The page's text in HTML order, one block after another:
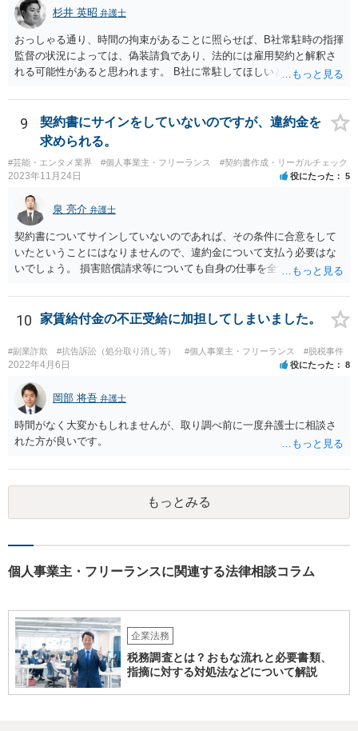
義務等の内容や期間が⽬的に照らして過⼤であるか，与える不利益の
程度，代償措置の有無やその⽔準，あらかじめ⼗分な協議が⾏われた
か等を考慮の上，個別具体的に判断される」という指摘もなされてい
るので、ご事案に応じ、挙げられている事情を具体的に検討して行く
必要があります。 なお、退所等で事務所側と揉めるようであれば、弁
組」（令和元年９月２５日 公正取引委員会）６頁 https://www.jftc.g
o.jp/houdou/kouenkai/190925kondan_file/siryou2.pdf
杉井 英昭 弁護士
おっしゃる通り、時間の拘束があることに照らせば、B社常駐時の指揮
監督の状況によっては、偽装請負であり、法的には雇用契約と解釈さ
れる可能性があると思われます。 B社に常駐してほしいと先方が求め
ば、折衷的な提案として、「突発的な質問に対応できるように、基本
的には１０時〜１９時はできるだけB社にいるよう努力はします。た
だ、他の仕事もありますので、必ずその条件を守れるとは限りません
し、B社常駐時であっても本件以外の仕事もさせてもらうことになりま
す。」というものが考えられます。 その提案すら断られるようであれ
ば、ちょっと危険な会社だというシグナルと考えるべきでしょう。
9
契約書にサインをしていないのですが、違約金を
求められる。
#芸能・エンタメ業界 #個人事業主・フリーランス #契約書作成・リーガルチェック
2023年11月24日 役にたった 5
泉 亮介 弁護士
契約書についてサインしていないのであれば、その条件に合意をして
いたということにはなりませんので、違約金について支払う必要はな
いでしょう。 損害賠償請求等についても自身の仕事を全て処理してか
10 家賃給付金の不正受給に加担してしまいました。
#副業詐欺 #抗告訴訟（処分取り消し等） #個人事業主・フリーランス #脱税事件
2022年4月6日 役にたった 8
岡部 将吾 弁護士
時間がなく大変かもしれませんが、取り調べ前に一度弁護士に相談さ
れた方が良いです。
もっとみる
個人事業主・フリーランスに関連する法律相談コラム
企業法務
税務調査とは？おもな流れと必要書類、
指摘に対する対処法などについて解説